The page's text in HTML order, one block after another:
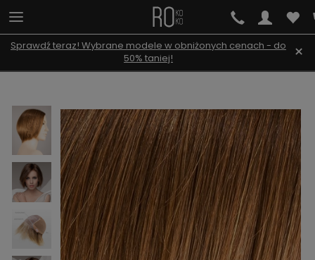
Sprawdź teraz! Wybrane modele w obniżonych cenach - do
50% taniej!
×